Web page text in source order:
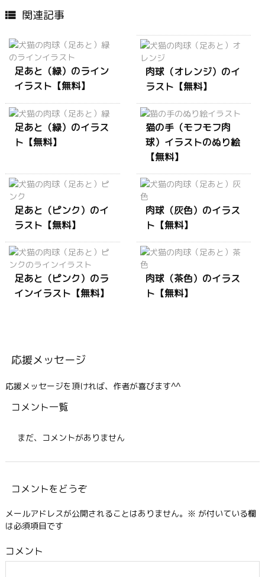
 関連記事
足あと（緑）のライン
イラスト【無料】
肉球（オレンジ）のイ
ラスト【無料】
足あと（緑）のイラス
ト【無料】
猫の手（モフモフ肉
球）イラストのぬり絵
【無料】
足あと（ピンク）のイ
ラスト【無料】
肉球（灰色）のイラス
ト【無料】
足あと（ピンク）のラ
インイラスト【無料】
肉球（茶色）のイラス
ト【無料】
応援メッセージ
応援メッセージを頂ければ、作者が喜びます^^
コメント一覧
まだ、コメントがありません
コメントをどうぞ
メールアドレスが公開されることはありません。 ※ が付いている欄
は必須項目です
コメント